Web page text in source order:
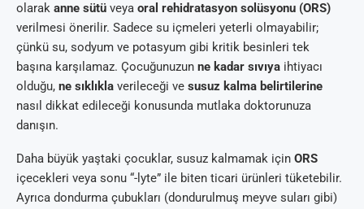
olarak anne sütü veya oral rehidratasyon solüsyonu (ORS)
verilmesi önerilir. Sadece su içmeleri yeterli olmayabilir;
çünkü su, sodyum ve potasyum gibi kritik besinleri tek
başına karşılamaz. Çocuğunuzun ne kadar sıvıya ihtiyacı
olduğu, ne sıklıkla verileceği ve susuz kalma belirtilerine
nasıl dikkat edileceği konusunda mutlaka doktorunuza
danışın.
Daha büyük yaştaki çocuklar, susuz kalmamak için ORS
içecekleri veya sonu “-lyte” ile biten ticari ürünleri tüketebilir.
Ayrıca dondurma çubukları (dondurulmuş meyve suları gibi)